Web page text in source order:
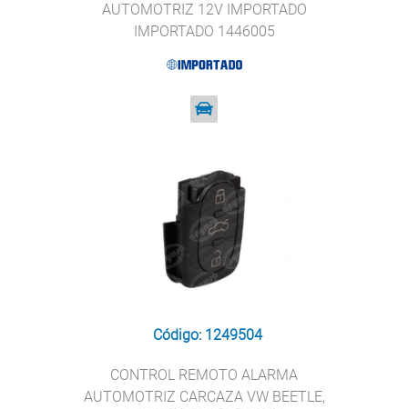
AUTOMOTRIZ 12V IMPORTADO
IMPORTADO 1446005
Código: 1249504
CONTROL REMOTO ALARMA
AUTOMOTRIZ CARCAZA VW BEETLE,